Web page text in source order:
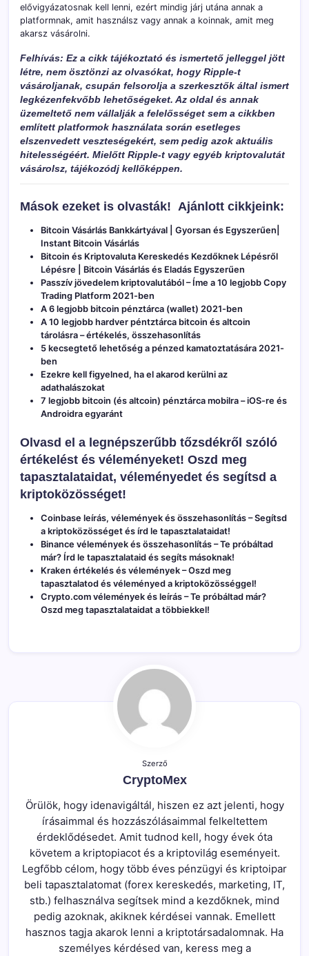
elővigyázatosnak kell lenni, ezért mindig járj utána annak a
platformnak, amit használsz vagy annak a koinnak, amit meg
akarsz vásárolni.
Felhívás: Ez a cikk tájékoztató és ismertető jelleggel jött
létre, nem ösztönzi az olvasókat, hogy Ripple-t
vásároljanak, csupán felsorolja a szerkesztők által ismert
legkézenfekvőbb lehetőségeket. Az oldal és annak
üzemeltető nem vállalják a felelősséget sem a cikkben
említett platformok használata során esetleges
elszenvedett veszteségekért, sem pedig azok aktuális
hitelességéért. Mielőtt Ripple-t vagy egyéb kriptovalutát
vásárolsz, tájékozódj kellőképpen.
Mások ezeket is olvasták! Ajánlott cikkjeink:
Bitcoin Vásárlás Bankkártyával | Gyorsan és Egyszerűen|
Instant Bitcoin Vásárlás
Bitcoin és Kriptovaluta Kereskedés Kezdőknek Lépésről
Lépésre | Bitcoin Vásárlás és Eladás Egyszerűen
Passzív jövedelem kriptovalutából – Íme a 10 legjobb Copy
Trading Platform 2021-ben
A 6 legjobb bitcoin pénztárca (wallet) 2021-ben
A 10 legjobb hardver péntztárca bitcoin és altcoin
tárolásra – értékelés, összehasonlítás
5 kecsegtető lehetőség a pénzed kamatoztatására 2021-
ben
Ezekre kell figyelned, ha el akarod kerülni az
adathalászokat
7 legjobb bitcoin (és altcoin) pénztárca mobilra – iOS-re és
Androidra egyaránt
Olvasd el a legnépszerűbb tőzsdékről szóló
értékelést és véleményeket! Oszd meg
tapasztalataidat, véleményedet és segítsd a
kriptoközösséget!
Coinbase leírás, vélemények és összehasonlítás – Segítsd
a kriptoközösséget és írd le tapasztalataidat!
Binance vélemények és összehasonlítás – Te próbáltad
már? Írd le tapasztalataid és segíts másoknak!
Kraken értékelés és vélemények – Oszd meg
tapasztalatod és véleményed a kriptoközösséggel!
Crypto.com vélemények és leírás – Te próbáltad már?
Oszd meg tapasztalataidat a többiekkel!
Szerző
CryptoMex
Örülök, hogy idenavigáltál, hiszen ez azt jelenti, hogy
írásaimmal és hozzászólásaimmal felkeltettem
érdeklődésedet. Amit tudnod kell, hogy évek óta
követem a kriptopiacot és a kriptovilág eseményeit.
Legfőbb célom, hogy több éves pénzügyi és kriptoipar
beli tapasztalatomat (forex kereskedés, marketing, IT,
stb.) felhasználva segítsek mind a kezdőknek, mind
pedig azoknak, akiknek kérdései vannak. Emellett
hasznos tagja akarok lenni a kriptotársadalomnak. Ha
személyes kérdésed van, keress meg a